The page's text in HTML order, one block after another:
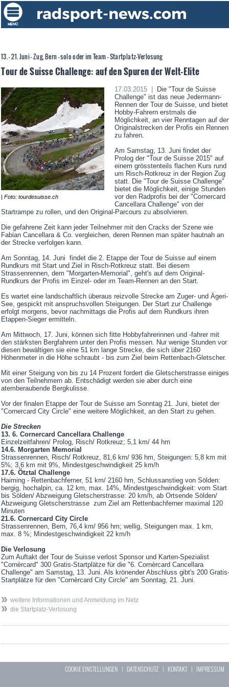
13. - 21. Juni - Zug, Bern - solo oder im Team - Startplatz-Verlosung
Tour de Suisse Challenge: auf den Spuren der Welt-Elite
| Foto: tourdesuisse.ch
17.03.2015 |
Die "Tour de Suisse
Challenge" ist das neue Jedermann-
Rennen der Tour de Suisse, und bietet
Hobby-Fahrern erstmals die
Möglichkeit, an vier Renntagen auf
Originalstrecken der Profis ein Rennen
zu fahren.
Am Samstag, 13. Juni findet der
Prolog der "Tour de Suisse 2015" auf
einem grösstenteils flachen Kurs rund
um Risch-Rotkreuz in der Region Zug
statt. Die "Tour de Suisse Challenge"
bietet die Möglichkeit, einige Stunden
vor den Radprofis bei der "Cornercard
Cancellara Challenge" von der
Startrampe zu rollen, und den Original-Parcours zu absolvieren.
Die gefahrene Zeit kann jeder Teilnehmer mit den Cracks der Szene wie
Fabian Cancellara & Co. vergleichen, deren Rennen man später hautnah an
der Strecke verfolgen kann.
Am Sonntag, 14. Juni findet die 2. Etappe der Tour de Suisse auf einem
Rundkurs mit Start und Ziel in Risch-Rotkreuz statt. Bei diesem
Strassenrennen, dem "Morgarten-Memorial", geht's auf dem Original-
Rundkurs der Profis im Einzel- oder im Team-Rennen an den Start.
Es wartet eine landschaftlich überaus reizvolle Strecke am Zuger- und Ägeri-
See, gespickt mit anspruchsvollen Steigungen. Der Start zur Challenge
erfolgt morgens, bevor nachmittags die Profis auf dem Rundkurs ihren
Etappen-Sieger ermitteln.
Am Mittwoch, 17. Juni, können sich fitte Hobbyfahrerinnen und -fahrer mit
den stärksten Bergfahrern unter den Profis messen. Nur wenige Stunden vor
diesen bewältigen sie eine 51 km lange Strecke, die sich über 2160
Höhenmeter in die Höhe schraubt - bis zum Ziel beim Rettenbach-Gletscher.
Mit einer Steigung von bis zu 14 Prozent fordert die Gletscherstrasse einiges
von den Teilnehmern ab. Entschädigt werden sie aber durch eine
atemberaubende Bergkulisse.
Vor der finalen Etappe der Tour de Suisse am Sonntag 21. Juni, bietet der
"Cornercard City Circle" eine weitere Möglichkeit, an den Start zu gehen.
Die Strecken
13. 6. Cornercard Cancellara Challenge
Einzelzeitfahren/ Prolog, Risch/ Rotkreuz; 5,1 km/ 44 hm
14.6. Morgarten Memorial
Strassenrennen, Risch/ Rotkreuz, 81,6 km/ 936 hm, Steigungen: 5,8 km mit
5%; 3,6 km mit 9%, Mindestgeschwindigkeit 25 km/h
17.6. Ötztal Challenge
Haiming - Rettenbachferner, 51 km/ 2160 hm, Schlussanstieg von Sölden:
bergig, hochalpin, ca. 12 km, max. 14%, Mindestgeschwindigkeit: vom Start
bis Sölden/ Abzweigung Gletscherstrasse: 20 km/h, ab Ortsende Sölden/
Abzweigung Gletscherstrasse zum Ziel am Rettenbachferner maximal 120
Minuten
21.6. Cornercard City Circle
Strassenrennen, Bern, 76,4 km/ 956 hm; wellig, Steigungen max. 1 km,
max. 8 %; Mindestgeschwindigkeit 22 km/h
Die Verlosung
Zum Auftakt der Tour de Suisse verlost Sponsor und Karten-Spezialist
"Cornèrcard" 300 Gratis-Startplätze für die "6. Cornèrcard Cancellara
Challenge" am Samstag, 13. Juni. Als krönender Abschluss gibt's 200 Gratis-
Startplätze für den "Cornèrcard City Circle" am Sonntag, 21. Juni.
weitere Informationen und Anmeldung im Netz
die Startplatz-Verlosung
COOKIE EINSTELLUNGEN | DATENSCHUTZ | KONTAKT| IMPRESSUM